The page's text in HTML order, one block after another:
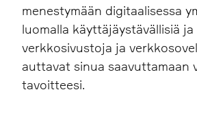
menestymään digitaalisessa
luomalla käyttäjäystävällisiä
verkkosivustoja ja
auttavat sinua saavuttamaan
tavoitteesi.